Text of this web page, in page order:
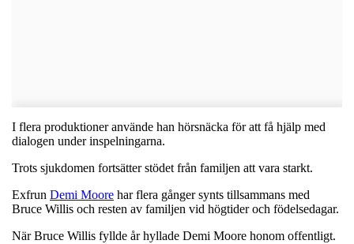
I flera produktioner använde han hörsnäcka för att få hjälp med
dialogen under inspelningarna.
Trots sjukdomen fortsätter stödet från familjen att vara starkt.
Exfrun Demi Moore har flera gånger synts tillsammans med
Bruce Willis och resten av familjen vid högtider och födelsedagar.
När Bruce Willis fyllde år hyllade Demi Moore honom offentligt.